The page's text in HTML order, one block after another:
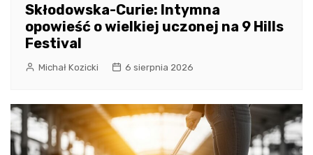
Skłodowska-Curie: Intymna
opowieść o wielkiej uczonej na 9 Hills
Festival
Michał Kozicki 6 sierpnia 2026